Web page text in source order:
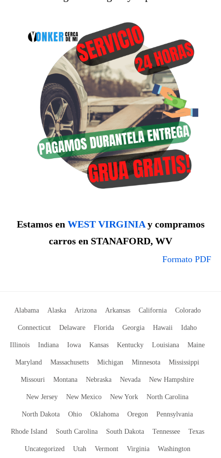
Estamos en WEST VIRGINIAy compramos
carros en STANAFORD, WV
Formato PDF
Alabama Alaska Arizona Arkansas California Colorado
Connecticut Delaware Florida Georgia Hawaii Idaho
Illinois Indiana Iowa Kansas Kentucky Louisiana Maine
Maryland Massachusetts Michigan Minnesota Mississippi
Missouri Montana Nebraska Nevada New Hampshire
New Jersey New Mexico New York North Carolina
North Dakota Ohio Oklahoma Oregon Pennsylvania
Rhode Island South Carolina South Dakota Tennessee Texas
Uncategorized Utah Vermont Virginia Washington